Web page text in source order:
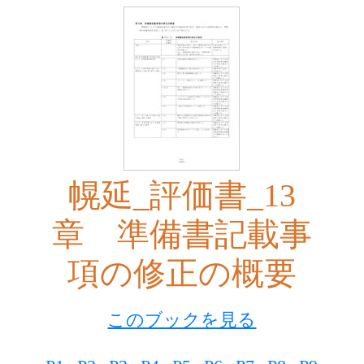
幌延_評価書_13
章 準備書記載事
項の修正の概要
このブックを見る